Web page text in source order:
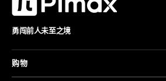
勇闯前人未至之境
购物